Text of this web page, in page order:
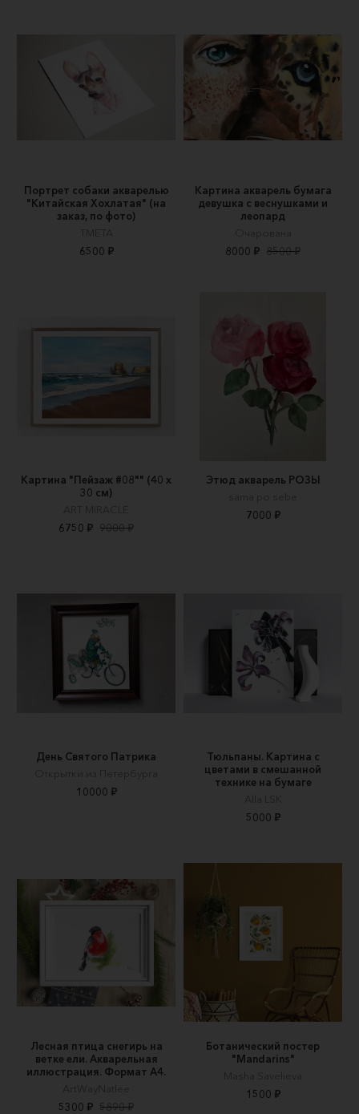
Портрет собаки акварелью
"Китайская Хохлатая" (на
заказ, по фото)
TMETA
6500 ₽
Картина акварель бумага
девушка с веснушками и
леопард
Очарована
8000 ₽ 8500 ₽
Картина "Пейзаж #08"" (40 х
30 см)
ART MIRACLE
6750 ₽ 9000 ₽
Этюд акварель РОЗЫ
sama po sebe
7000 ₽
День Святого Патрика
Открытки из Петербурга
10000 ₽
Тюльпаны. Картина с
цветами в смешанной
технике на бумаге
Alla LSK
5000 ₽
Лесная птица снегирь на
ветке ели. Акварельная
иллюстрация. Формат А4.
ArtWayNatlee
5300 ₽ 5890 ₽
Ботанический постер
"Mandarins"
Masha Savelieva
1500 ₽